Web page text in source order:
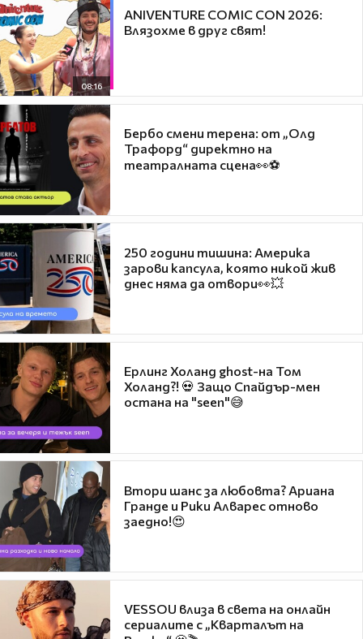
08:16
ANIVENTURE COMIC CON 2026:
Влязохме в друг свят!
Бербо смени терена: от „Олд
Трафорд“ директно на
театралната сцена👀⚽
250 години тишина: Америка
зарови капсула, която никой жив
днес няма да отвори👀💥
Ерлинг Холанд ghost-на Том
Холанд?! 💀 Защо Спайдър-мен
остана на "seen"😅
Втори шанс за любовта? Ариана
Гранде и Рики Алварес отново
заедно!😍
VESSOU влиза в света на онлайн
сериалите с „Кварталът на